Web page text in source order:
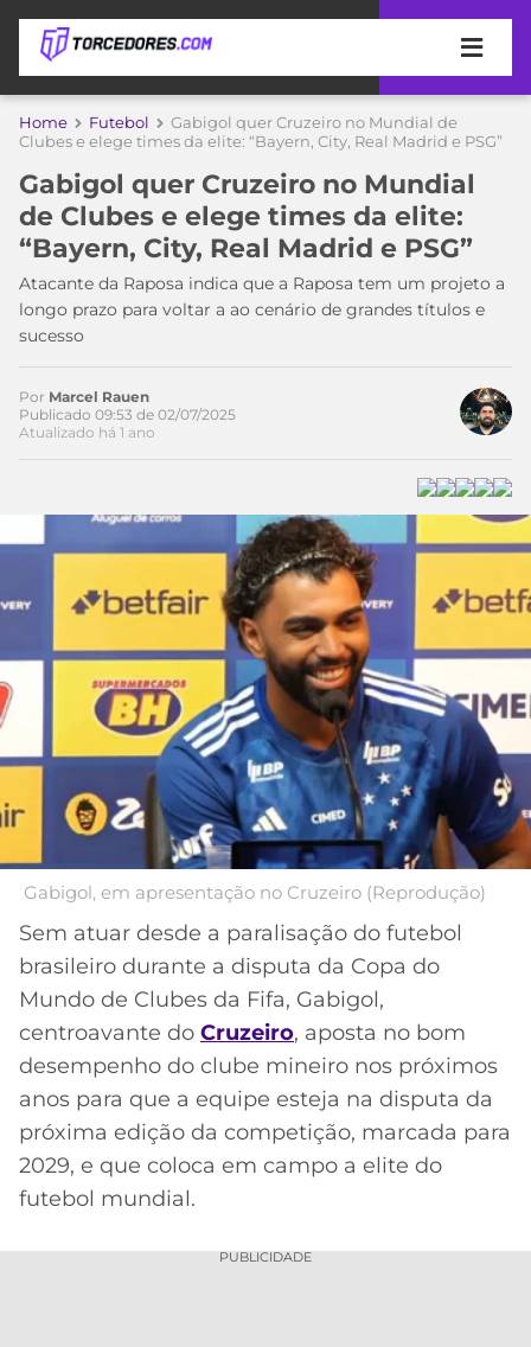
APOSTAS
DE
APOSTA
MELHORES
SITES
APOSTAS
2026
DE
INDICAÇÃO
BET365
CÓDIGO
BETANO
MELHORES
APPS
APOSTAS
CASSINOS
ONLINE
MELHORES
CASSINOS
ONLINE
2026
COPA
DO
MUNDO
TIMES
MEU
TIME
CORINTHIANS
PAULO
SANTOS
FLAMENGO
FLUMINENSE
BOTAFOGO
VASCO
INTERNACIONAL
GRÊMIO
ATLÉTICO
MG
CAMPEONATOS
A
LIBERTADORES
COPA
DO
BRASIL
PREMIER
LEAGUE
COPA
SUL-
AMERICANA
LIGA
DOS
CAMPEÕES
LALIGA
DA
BOLA
PALPITES
Home Futebol
Gabigol quer Cruzeiro no Mundial de
Clubes e elege times da elite: “Bayern, City, Real Madrid e PSG”
Gabigol quer Cruzeiro no Mundial
de Clubes e elege times da elite:
“Bayern, City, Real Madrid e PSG”
Atacante da Raposa indica que a Raposa tem um projeto a
longo prazo para voltar a ao cenário de grandes títulos e
sucesso
Por Marcel Rauen
Publicado 09:53 de 02/07/2025
Atualizado há 1 ano
Gabigol, em apresentação no Cruzeiro (Reprodução)
Sem atuar desde a paralisação do futebol
brasileiro durante a disputa da Copa do
Mundo de Clubes da Fifa, Gabigol,
centroavante do Cruzeiro, aposta no bom
desempenho do clube mineiro nos próximos
anos para que a equipe esteja na disputa da
próxima edição da competição, marcada para
2029, e que coloca em campo a elite do
futebol mundial.
PUBLICIDADE